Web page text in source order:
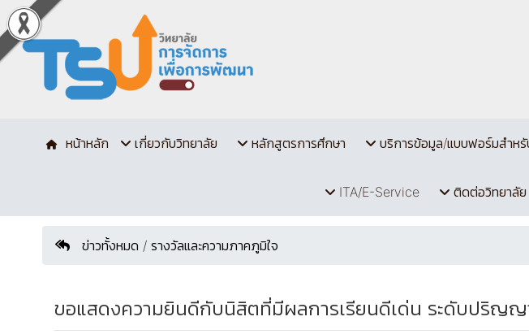
หน้าหลัก เกี่ยวกับวิทยาลัย หลักสูตรการศึกษา บริการข้อมูล/แบบฟอร์มสำห
ITA/E-Service ติดต่อวิทยาลัย
ข่าวทั้งหมด / รางวัลและความภาคภูมิใจ
ขอแสดงความยินดีกับนิสิตที่มีผลการเรียนดีเด่น ระดับปริญญ